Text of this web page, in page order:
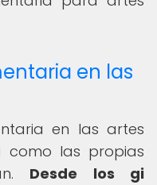
en las
en las artes
como las propias
Desde los gi